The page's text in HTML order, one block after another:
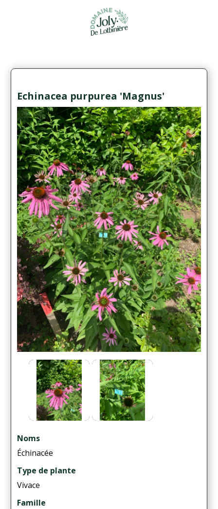
Echinacea purpurea 'Magnus'
Noms
Échinacée
Type de plante
Vivace
Famille